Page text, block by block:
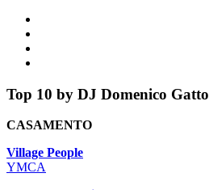
Top 10 by DJ Domenico Gatto
CASAMENTO
Village People
YMCA